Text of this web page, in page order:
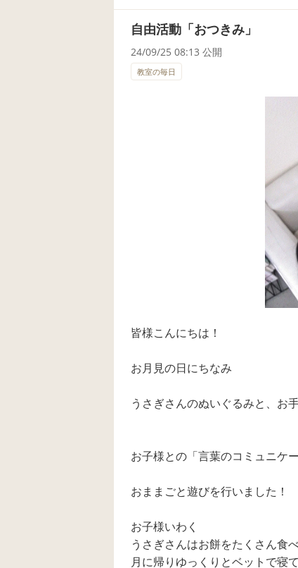
自由活動「おつきみ」
24/09/25 08:13 公開
教室の毎日
皆様こんにちは！
お月見の日にちなみ
うさぎさんのぬいぐるみと、お
お子様との「言葉のコミュニケ
おままごと遊びを行いました！
お子様いわく
うさぎさんはお餅をたくさん食
月に帰りゆっくりとベットで寝